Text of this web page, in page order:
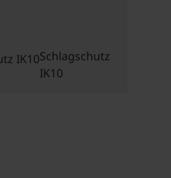
Schlagschutz
IK10